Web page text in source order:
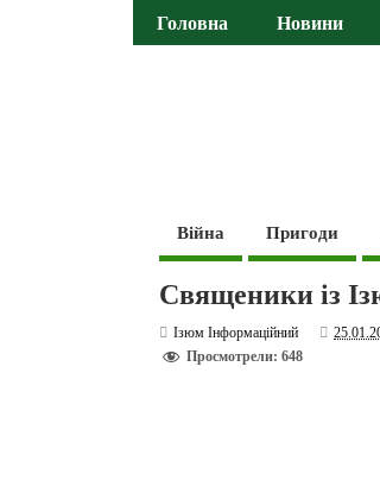
Головна Новини
Війна Пригоди
Священики із
Ізюм Інформаційний
Просмотрели: 648